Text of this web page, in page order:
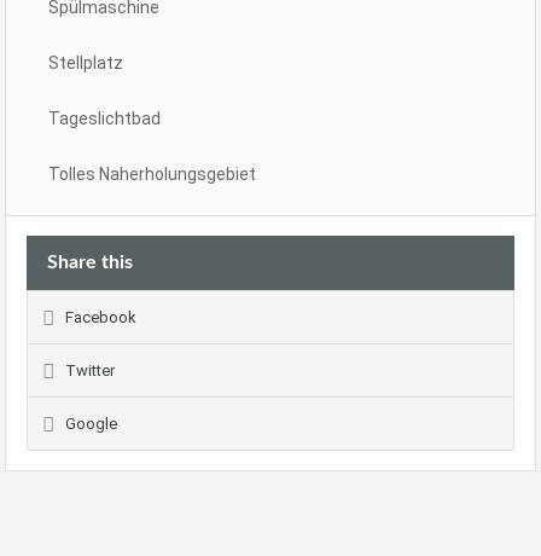
Spülmaschine
Stellplatz
Tageslichtbad
Tolles Naherholungsgebiet
Share this
Facebook
Twitter
Google